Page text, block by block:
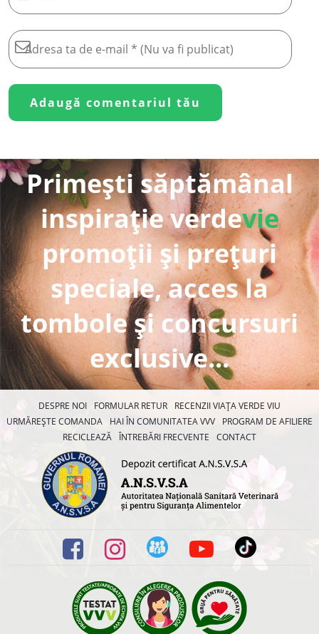
Primești săptămânal
inspirație verdevie
promoții și prețuri
speciale, acces la
tombole și concursuri
exclusive...
DESPRE NOI FORMULAR RETUR
RECENZII VIAȚA VERDE VIU
URMĂREȘTE COMANDA
HAI ÎN COMUNITATEA VVV
PROGRAM DE AFILIERE
RECICLEAZĂ ÎNTREBĂRI FRECVENTE CONTACT